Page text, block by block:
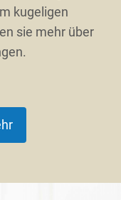
kugeligen
sie mehr über